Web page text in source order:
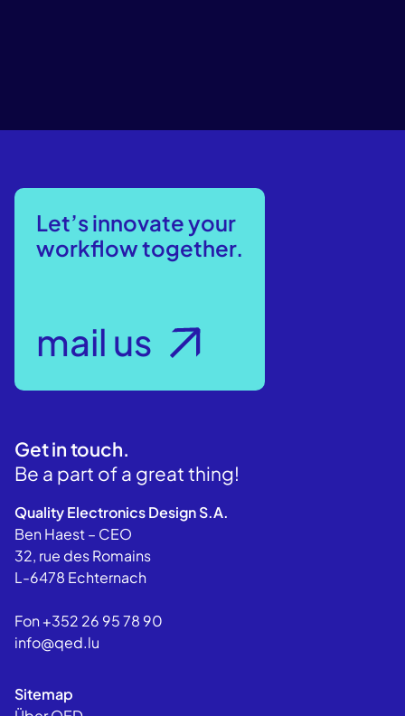
Let’s innovate your
workflow together.
mail us
30+ Years
of Experience
Get in touch.
Be a part of a great thing!
Quality Electronics Design S.A.
Ben Haest – CEO
32, rue des Romains
L-6478 Echternach
Fon +352 26 95 78 90
info@qed.lu
Sitemap